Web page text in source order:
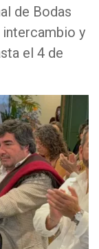
de Bodas
intercambio y
el 4 de